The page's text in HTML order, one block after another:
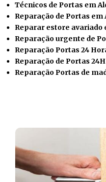
Técnicos de Portas em
Reparação de Portas em
Reparar estore avariado
Reparação urgente de
Reparação Portas 24
Reparação de Portas
Reparação Portas de